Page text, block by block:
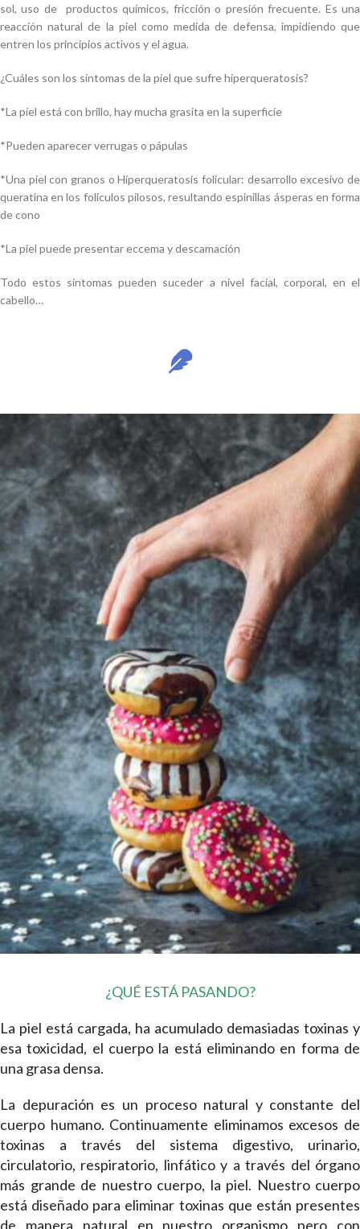
sol, uso de productos químicos, fricción o presión frecuente. Es una
reacción natural de la piel como medida de defensa, impidiendo que
entren los principios activos y el agua.
¿Cuáles son los síntomas de la piel que sufre hiperqueratosis?
*La piel está con brillo, hay mucha grasita en la superficie
*Pueden aparecer verrugas o pápulas
*Una piel con granos o Hiperqueratosis folicular: desarrollo excesivo de
queratina en los folículos pilosos, resultando espinillas ásperas en forma
de cono
*La piel puede presentar eccema y descamación
Todo estos síntomas pueden suceder a nivel facial, corporal, en el
cabello…
¿QUÉ ESTÁ PASANDO?
La piel está cargada, ha acumulado demasiadas toxinas y
esa toxicidad, el cuerpo la está eliminando en forma de
una grasa densa.
La depuración es un proceso natural y constante del
cuerpo humano. Continuamente eliminamos excesos de
toxinas a través del sistema digestivo, urinario,
circulatorio, respiratorio, linfático y a través del órgano
más grande de nuestro cuerpo, la piel. Nuestro cuerpo
está diseñado para eliminar toxinas que están presentes
de manera natural en nuestro organismo pero con